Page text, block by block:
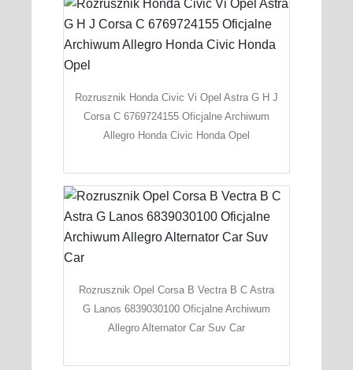
Rozrusznik Honda Civic Vi Opel Astra G H J
Corsa C 6769724155 Oficjalne Archiwum
Allegro Honda Civic Honda Opel
Rozrusznik Opel Corsa B Vectra B C Astra
G Lanos 6839030100 Oficjalne Archiwum
Allegro Alternator Car Suv Car